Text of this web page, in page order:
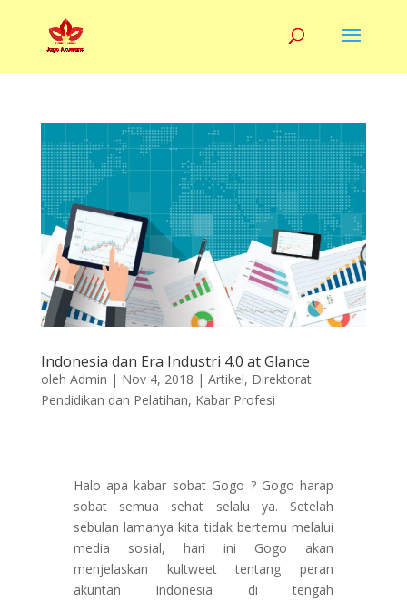
Indonesia dan Era Industri 4.0 at Glance
oleh Admin | Nov 4, 2018 | Artikel, Direktorat
Pendidikan dan Pelatihan, Kabar Profesi
Halo apa kabar sobat Gogo ? Gogo harap
sobat semua sehat selalu ya. Setelah
sebulan lamanya kita tidak bertemu melalui
media sosial, hari ini Gogo akan
menjelaskan kultweet tentang peran
akuntan Indonesia di tengah